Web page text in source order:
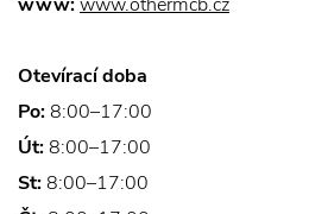
Otevírací doba
Po:8:00–17:00
Út:8:00–17:00
St:8:00–17:00